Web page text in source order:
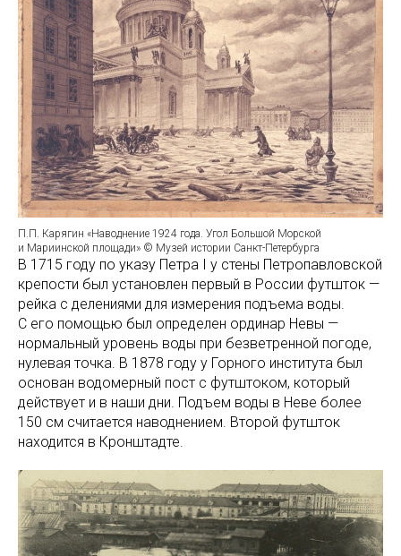
П.П. Карягин «Наводнение 1924 года. Угол Большой Морской
и Мариинской площади» © Музей истории Санкт-Петербурга
В 1715 году по указу Петра I у стены Петропавловской
крепости был установлен первый в России футшток —
рейка с делениями для измерения подъема воды.
С его помощью был определен ординар Невы —
нормальный уровень воды при безветренной погоде,
нулевая точка. В 1878 году у Горного института был
основан водомерный пост с футштоком, который
действует и в наши дни. Подъем воды в Неве более
150 см считается наводнением. Второй футшток
находится в Кронштадте.